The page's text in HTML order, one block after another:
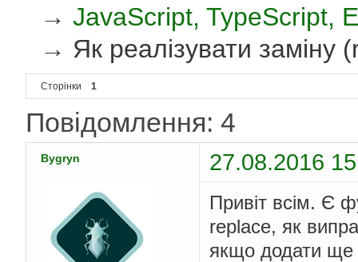
→JavaScript, TypeScript,
→ Як реалізувати заміну
Сторінки 1
Повідомлення: 4
Bygryn 27.08.2016
Привіт всім. Є
replace, як
якщо додати ще